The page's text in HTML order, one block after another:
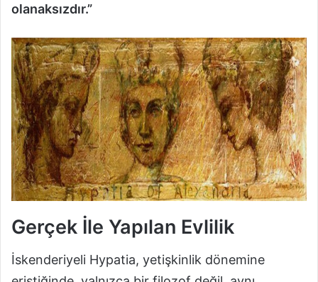
olanaksızdır.”
Gerçek İle Yapılan Evlilik
İskenderiyeli Hypatia, yetişkinlik dönemine